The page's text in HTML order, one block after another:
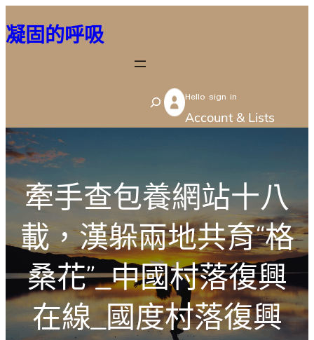
至
容
凝固的呼吸
S
e
c
h
Hello sign in
Account & Lists
牽手查包養網站十八
載，漢躲兩地共育“格
桑花”_中國村落復興
在線_國度村落復興